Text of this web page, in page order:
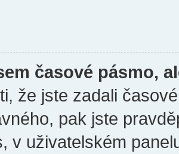
časové pásmo,
že jste zadali
pak jste
v uživatelském